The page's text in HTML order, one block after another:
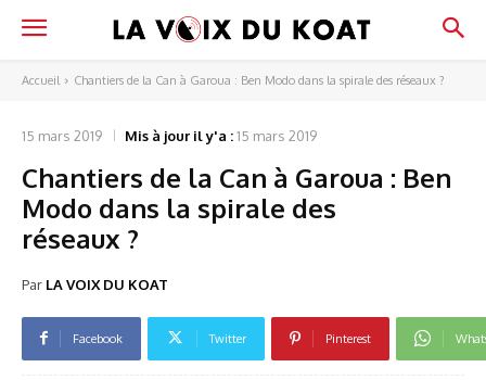
Accueil Chantiers de la Can à Garoua : Ben Modo dans la spirale des réseaux ?
15 mars 2019 Mis à jour il y'a :15 mars 2019
Chantiers de la Can à Garoua : Ben
Modo dans la spirale des
réseaux ?
Par LA VOIX DU KOAT
Facebook Twitter Pinterest